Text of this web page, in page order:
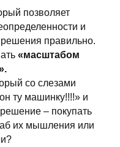
позволяет
и
правильно.
«масштабом
со слезами
ту машинку!!!!» и
– покупать
их мышления или